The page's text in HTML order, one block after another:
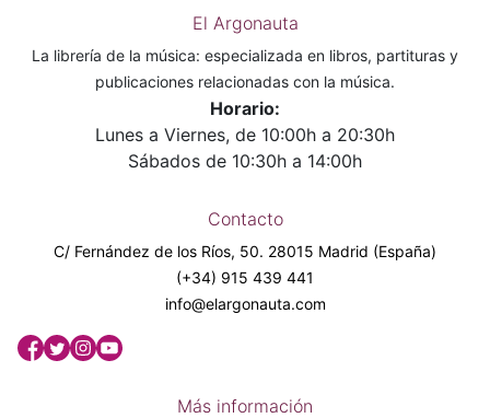
El Argonauta
La librería de la música: especializada en libros, partituras y
publicaciones relacionadas con la música.
Horario:
Lunes a Viernes, de 10:00h a 20:30h
Sábados de 10:30h a 14:00h
Contacto
C/ Fernández de los Ríos, 50. 28015 Madrid (España)
(+34) 915 439 441
info@elargonauta.com
Más información